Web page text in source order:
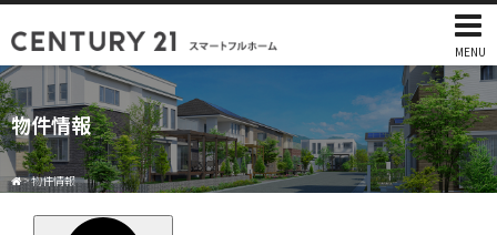
MENU
物件情報
>物件情報